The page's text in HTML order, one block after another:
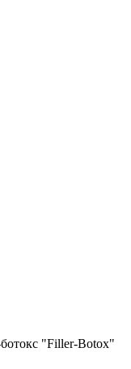
"Filler-Botox"